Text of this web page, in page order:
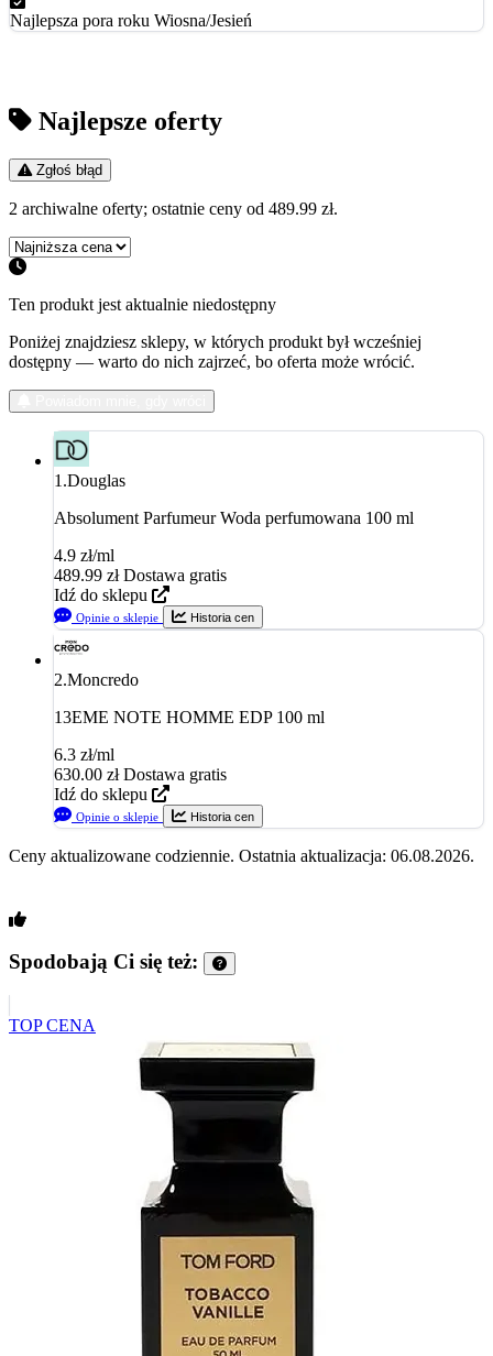
Najlepsza pora roku Wiosna/Jesień
Najlepsze oferty
Zgłoś błąd
2 archiwalne oferty; ostatnie ceny od 489.99 zł.
Ten produkt jest aktualnie niedostępny
Poniżej znajdziesz sklepy, w których produkt był wcześniej
dostępny — warto do nich zajrzeć, bo oferta może wrócić.
1.Douglas
Absolument Parfumeur Woda perfumowana 100 ml
4.9 zł/ml
489.99 zł Dostawa gratis
Idź do sklepu
Opinie o sklepie Historia cen
2.Moncredo
13EME NOTE HOMME EDP 100 ml
6.3 zł/ml
630.00 zł Dostawa gratis
Idź do sklepu
Opinie o sklepie Historia cen
Ceny aktualizowane codziennie. Ostatnia aktualizacja: 06.08.2026.
Spodobają Ci się też:
TOP CENA